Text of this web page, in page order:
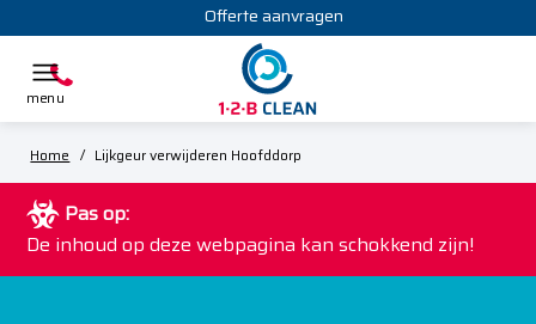
Offerte aanvragen
Home / Lijkgeur verwijderen Hoofddorp
Pas op:
De inhoud op deze webpagina kan schokkend zijn!